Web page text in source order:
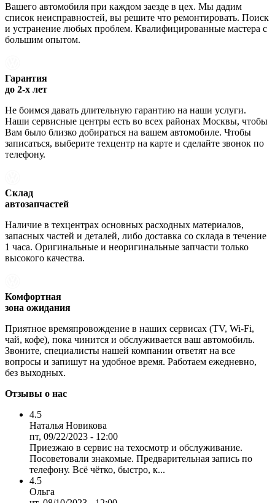
Вашего автомобиля при каждом заезде в цех. Мы дадим
список неисправностей, вы решите что ремонтировать. Поиск
и устранение любых проблем. Квалифицированные мастера с
большим опытом.
Гарантия
до 2-х лет
Не боимся давать длительную гарантию на наши услуги.
Наши сервисные центры есть во всех районах Москвы, чтобы
Вам было близко добираться на вашем автомобиле. Чтобы
записаться, выберите техцентр на карте и сделайте звонок по
телефону.
Склад
автозапчастей
Наличие в техцентрах основных расходных материалов,
запасных частей и деталей, либо доставка со склада в течение
1 часа. Оригинальные и неоригинальные запчасти только
высокого качества.
Комфортная
зона ожидания
Приятное времяпровождение в наших сервисах (TV, Wi-Fi,
чай, кофе), пока чинится и обслуживается ваш автомобиль.
Звоните, специалисты нашей компании ответят на все
вопросы и запишут на удобное время. Работаем ежедневно,
без выходных.
Отзывы о нас
4.5
Наталья Новикова
пт, 09/22/2023 - 12:00
Приезжаю в сервис на техосмотр и обслуживание.
Посоветовали знакомые. Предварительная запись по
телефону. Всё чётко, быстро, к...
4.5
Ольга